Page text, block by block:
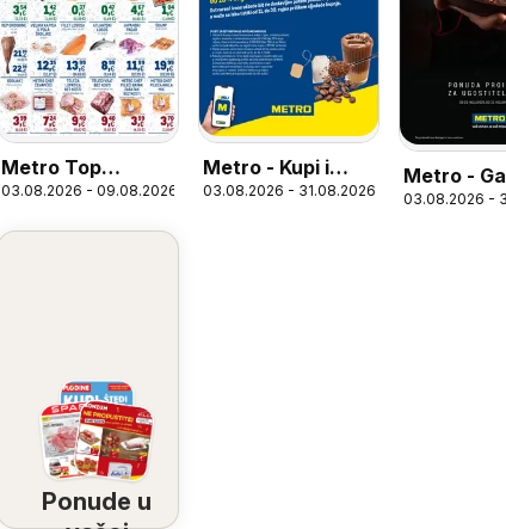
Metro Top
ponuda
03.08.2026 - 09.08.2026
Metro - Kupi i
uštedi - Kava
03.08.2026 - 31.08.2026
Metro -
03.08.2026 -
Ponude u